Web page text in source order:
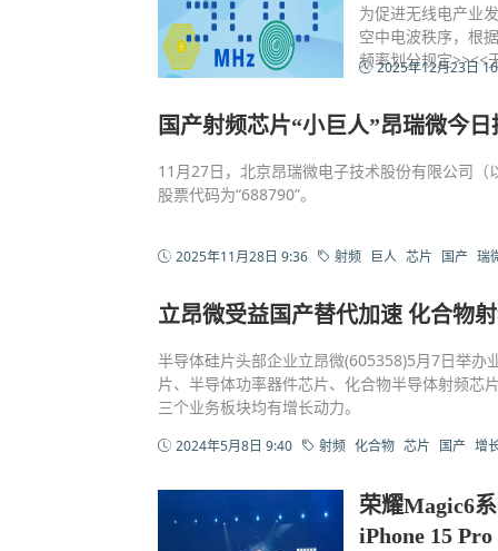
为促进无线电产业
空中电波秩序，根
频率划分规定>><<
2025年12月23日
国产射频芯片“小巨人”昂瑞微今
11月27日，北京昂瑞微电子技术股份有限公司（
股票代码为“688790”。
2025年11月28日 9:36 射频 巨人 芯片 国产 瑞
立昂微受益国产替代加速 化合物
半导体硅片头部企业立昂微(605358)5月7日举办
片、半导体功率器件芯片、化合物半导体射频芯
三个业务板块均有增长动力。
2024年5月8日 9:40 射频 化合物 芯片 国产 增
荣耀Magic6
iPhone 15